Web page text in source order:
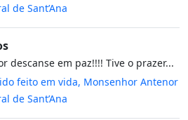
de Sant’Ana
descanse em paz!!!! Tive o prazer...
feito em vida, Monsenhor Antenor
de Sant’Ana